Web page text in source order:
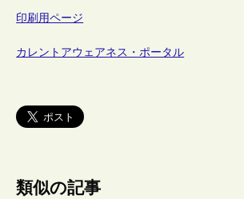
印刷用ページ
カレントアウェアネス・ポータル
類似の記事